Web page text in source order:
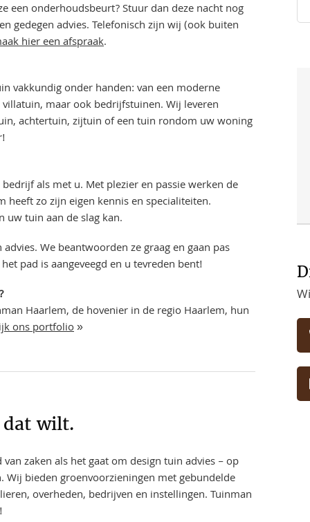
een onderhoudsbeurt? Stuur dan deze nacht nog
gedegen advies. Telefonisch zijn wij (ook buiten
hier een afspraak.
vakkundig onder handen: van een moderne
maar ook bedrijfstuinen. Wij leveren
achtertuin, zijtuin of een tuin rondom uw woning
als met u. Met plezier en passie werken de
zo zijn eigen kennis en specialiteiten.
uw tuin aan de slag kan.
We beantwoorden ze graag en gaan pas
pad is aangeveegd en u tevreden bent!
Haarlem, de hovenier in de regio Haarlem, hun
ons portfolio»
dat wilt.
zaken als het gaat om design tuin advies – op
bieden groenvoorzieningen met gebundelde
overheden, bedrijven en instellingen. Tuinman